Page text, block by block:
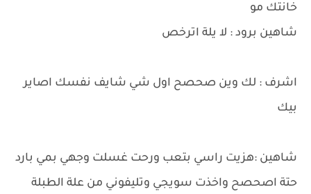
خانتك مو
شاهين برود : لا يلة اترخص
اشرف : لك وين صحصح اول شي شايف نفسك اصاير
بيك
شاهين :هزيت راسي بتعب ورحت غسلت وجهي بمي بارد
حتة اصحصح واخذت سويجي وتليفوني من علة الطبلة